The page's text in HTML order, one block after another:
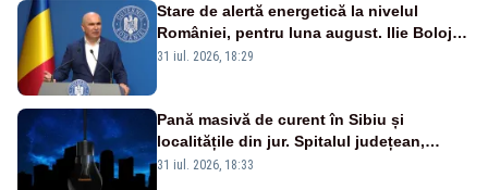
Stare de alertă energetică la nivelul
României, pentru luna august. Ilie Bolojan
a anunțat importuri și posibile restricții –
31 iul. 2026, 18:29
Pană masivă de curent în Sibiu și
localitățile din jur. Spitalul județean,
semafoarele, rețelele de telefonie, grav
31 iul. 2026, 18:33